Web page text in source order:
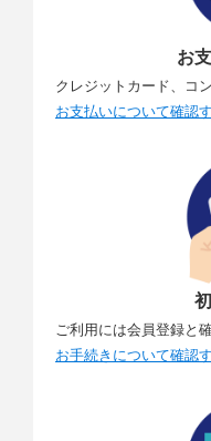
お
クレジットカード、コ
お支払いについて確認
ご利用には会員登録と
お手続きについて確認